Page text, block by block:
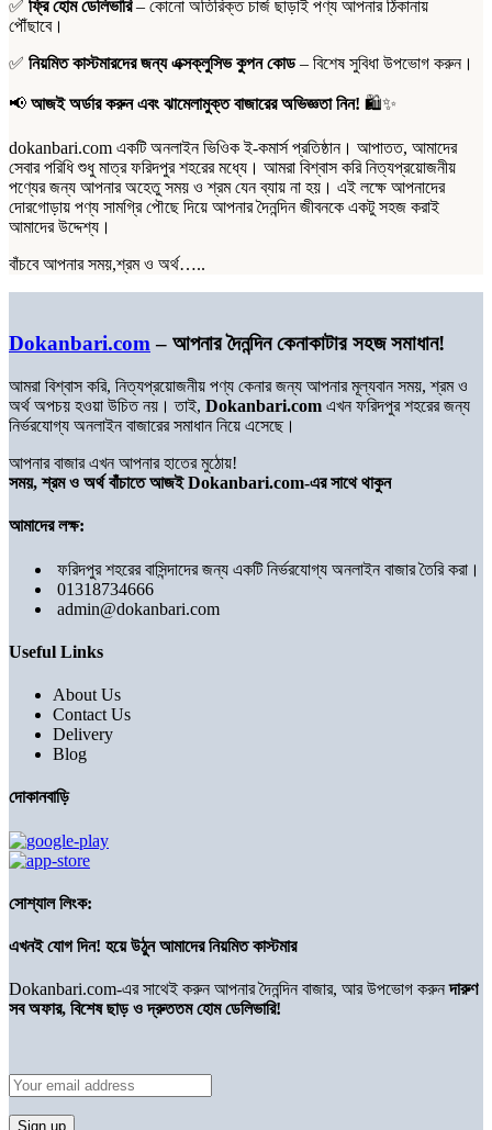
✅ ফ্রি হোম ডেলিভারি– কোনো অতিরিক্ত চার্জ ছাড়াই পণ্য আপনার ঠিকানায়
পৌঁছাবে।
✅ নিয়মিত কাস্টমারদের জন্য এক্সক্লুসিভ কুপন কোড– বিশেষ সুবিধা উপভোগ করুন।
📢 আজই অর্ডার করুন এবং ঝামেলামুক্ত বাজারের অভিজ্ঞতা নিন! 🛍️✨
dokanbari.com একটি অনলাইন ভিওিক ই-কমার্স প্রতিষ্ঠান। আপাতত, আমাদের
সেবার পরিধি শুধু মাত্র ফরিদপুর শহরের মধ্যে। আমরা বিশ্বাস করি নিত্যপ্রয়োজনীয়
পণ্যের জন্য আপনার অহেতু সময় ও শ্রম যেন ব্যায় না হয়। এই লক্ষে আপনাদের
দোরগোড়ায় পণ্য সামগ্রি পৌছে দিয়ে আপনার দৈনন্দিন জীবনকে একটু সহজ করাই
আমাদের উদ্দেশ্য।
বাঁচবে আপনার সময়,শ্রম ও অর্থ…..
Dokanbari.com– আপনার দৈনন্দিন কেনাকাটার সহজ সমাধান!
আমরা বিশ্বাস করি, নিত্যপ্রয়োজনীয় পণ্য কেনার জন্য আপনার মূল্যবান সময়, শ্রম ও
অর্থ অপচয় হওয়া উচিত নয়। তাই, Dokanbari.com এখন ফরিদপুর শহরের জন্য
নির্ভরযোগ্য অনলাইন বাজারের সমাধান নিয়ে এসেছে।
আপনার বাজার এখন আপনার হাতের মুঠোয়!
সময়, শ্রম ও অর্থ বাঁচাতে আজই Dokanbari.com-এর সাথে থাকুন
আমাদের লক্ষ:
ফরিদপুর শহরের বাসিন্দাদের জন্য একটি নির্ভরযোগ্য অনলাইন বাজার তৈরি করা।
01318734666
admin@dokanbari.com
Useful Links
About Us
Contact Us
Delivery
Blog
দোকানবাড়ি
সোশ্যাল লিংক:
এখনই যোগ দিন! হয়ে উঠুন আমাদের নিয়মিত কাস্টমার
Dokanbari.com-এর সাথেই করুন আপনার দৈনন্দিন বাজার, আর উপভোগ করুনদারুণ
সব অফার, বিশেষ ছাড় ও দ্রুততম হোম ডেলিভারি!